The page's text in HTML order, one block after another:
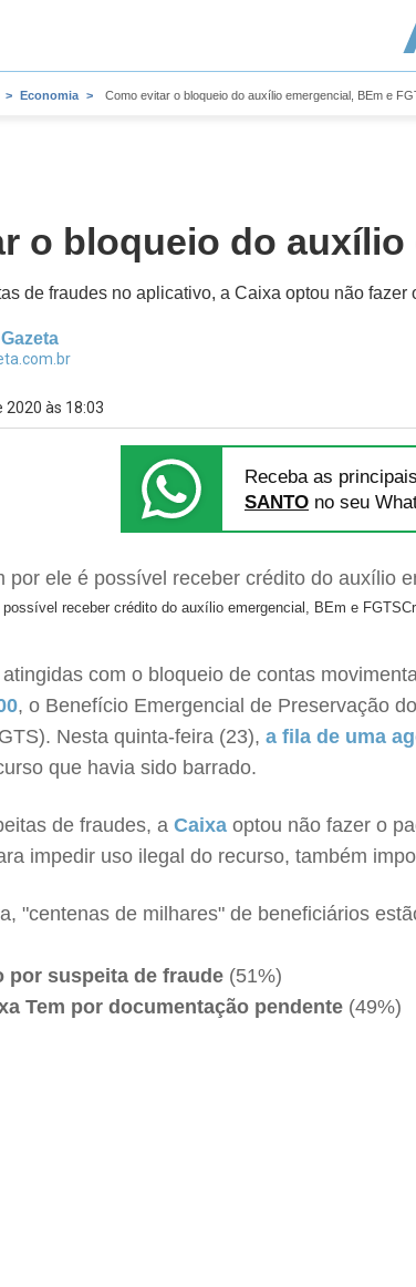
Economia Como evitar o bloqueio do auxílio emergencial, BEm e
o bloqueio do auxílio
de fraudes no aplicativo, a Caixa optou não
2020 às 18:03
Receba as
SANTO no seu
receber crédito do auxílio emergencial, BEm e FGTS
com o bloqueio de contas
, o Benefício Emergencial de Preservação
Nesta quinta-feira (23), a fila de uma
que havia sido barrado.
de fraudes, a Caixa optou não fazer o
impedir uso ilegal do recurso, também
"centenas de milhares" de beneficiários
por suspeita de fraude (51%)
Tem por documentação pendente (49%)